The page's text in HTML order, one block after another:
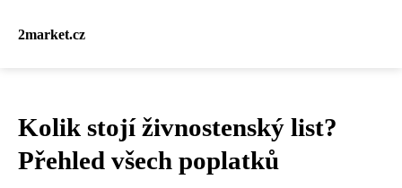
2market.cz
Kolik stojí živnostenský list?
Přehled všech poplatků